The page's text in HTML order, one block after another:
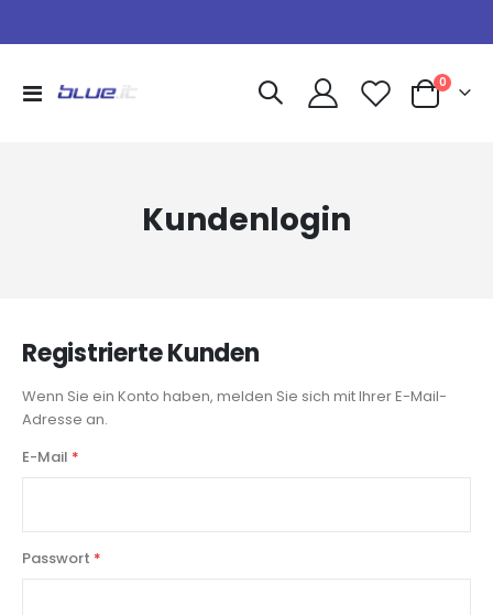
Navigation
Warenkorb
0Artikel
Kundenlogin
Registrierte Kunden
Wenn Sie ein Konto haben, melden Sie sich mit Ihrer E-Mail-
Adresse an.
E-Mail
Passwort